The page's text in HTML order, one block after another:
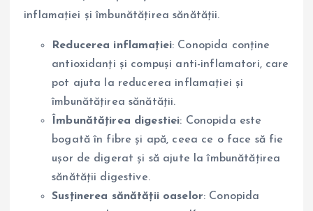
inflamației și îmbunătățirea sănătății.
Reducerea inflamației: Conopida conține
antioxidanți și compuși anti-inflamatori, care
pot ajuta la reducerea inflamației și
îmbunătățirea sănătății.
Îmbunătățirea digestiei: Conopida este
bogată în fibre și apă, ceea ce o face să fie
ușor de digerat și să ajute la îmbunătățirea
sănătății digestive.
Susținerea sănătății oaselor: Conopida